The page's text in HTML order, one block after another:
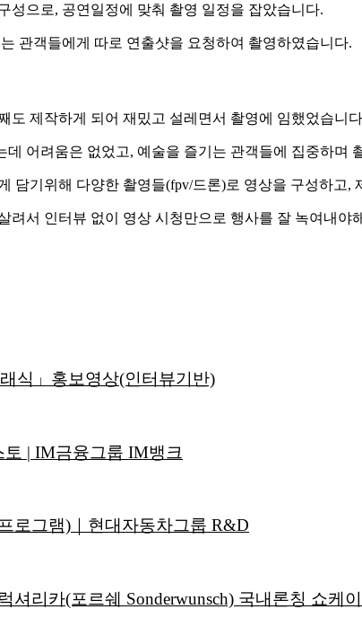
성으로, 공연일정에 맞춰 촬영 일정을 잡았습니다.
관객들에게 따로 연출샷을 요청하여 촬영하였습니다.
도 제작하게 되어 재밌고 설레면서 촬영에 임했었습니
어려움은 없었고, 예술을 즐기는 관객들에 집중하며
담기위해 다양한 촬영들(fpv/드론)로 영상을 구성하
려서 인터뷰 없이 영상 시청만으로 행사를 잘 녹여내
식」홍보영상(인터뷰기반)
| IM금융그룹 IM뱅크
로그램)｜현대자동차그룹 R&D
리카(포르쉐 Sonderwunsch) 국내론칭 쇼케